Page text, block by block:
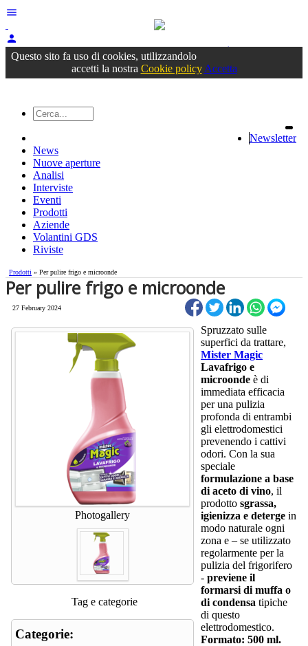
menu
person
Accedioppure registrati
Questo sito fa uso di cookies, utilizzandolo
accetti la nostra Cookie policy Accetta
Newsletter
News
Nuove aperture
Analisi
Interviste
Eventi
Prodotti
Aziende
Volantini GDS
Riviste
Prodotti » Per pulire frigo e microonde
Per pulire frigo e microonde
27 February 2024
Photogallery
Tag e categorie
Categorie:
Spruzzato sulle
superfici da trattare,
Mister Magic
Lavafrigo e
microonde è di
immediata efficacia
per una pulizia
profonda di entrambi
gli elettrodomestici
prevenendo i cattivi
odori. Con la sua
speciale
formulazione a base
di aceto di vino, il
prodotto sgrassa,
igienizza e deterge in
modo naturale ogni
zona e – se utilizzato
regolarmente per la
pulizia del frigorifero
- previene il
formarsi di muffa o
di condensa tipiche
di questo
elettrodomestico.
Formato: 500 ml.